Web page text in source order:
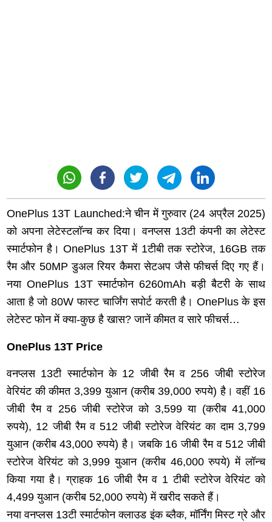
OnePlus 13T Launched:ने चीन में गुरुवार (24 अप्रैल 2025)
को अपना लेटेस्टलॉन्च कर दिया। वनप्लस 13टी कंपनी का लेटेस्ट
स्मार्टफोन है। OnePlus 13T में 1टीबी तक स्टोरेज, 16GB तक
रैम और 50MP डुअल रियर कैमरा सेटअप जैसे फीचर्स दिए गए हैं।
नया OnePlus 13T स्मार्टफोन 6260mAh बड़ी बैटरी के साथ
आता है जो 80W फास्ट चार्जिंग सपोर्ट करती है। OnePlus के इस
लेटेस्ट फोन में क्या-कुछ है खास? जानें कीमत व सारे फीचर्स…
OnePlus 13T Price
वनप्लस 13टी स्मार्टफोन के 12 जीबी रैम व 256 जीबी स्टोरेज
वेरियंट की कीमत 3,399 युआन (करीब 39,000 रुपये) है। वहीं 16
जीबी रैम व 256 जीबी स्टोरेज को 3,599 या (करीब 41,000
रुपये), 12 जीबी रैम व 512 जीबी स्टोरेज वेरियंट का दाम 3,799
युआन (करीब 43,000 रुपये) है। जबकि 16 जीबी रैम व 512 जीबी
स्टोरेज वेरियंट को 3,999 युआन (करीब 46,000 रुपये) में लॉन्च
किया गया है। ग्राहक 16 जीबी रैम व 1 टीबी स्टोरेज वेरियंट को
4,499 युआन (करीब 52,000 रुपये) में खरीद सकते हैं।
नया वनप्लस 13टी स्मार्टफोन क्लाउड इंक ब्लैक, मॉर्निंग मिस्ट ग्रे और